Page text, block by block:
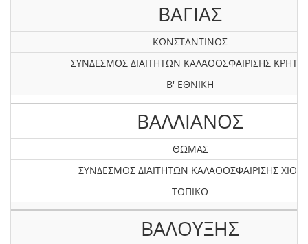
ΒΑΓΙΑΣ
ΚΩΝΣΤΑΝΤΙΝΟΣ
ΣΥΝΔΕΣΜΟΣ ΔΙΑΙΤΗΤΩΝ ΚΑΛΑΘΟΣΦΑΙΡΙΣΗΣ
Β' ΕΘΝΙΚΗ
ΒΑΛΛΙΑΝΟΣ
ΘΩΜΑΣ
ΣΥΝΔΕΣΜΟΣ ΔΙΑΙΤΗΤΩΝ ΚΑΛΑΘΟΣΦΑΙΡΙΣΗΣ XIOY
ΤΟΠΙΚΟ
ΒΑΛΟΥΞΗΣ